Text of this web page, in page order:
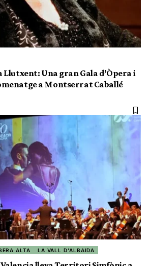
Una gran Gala d’Òpera i
a Montserrat Caballé
ALTA LA VALL D'ALBAIDA